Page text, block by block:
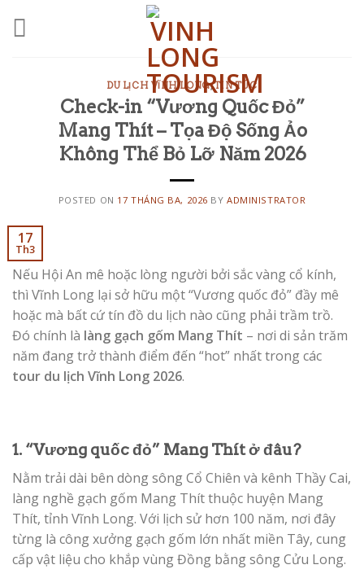
DU LỊCH VĨNH LONG,TIN TỨC
Check-in “Vương Quốc Đỏ”
Mang Thít – Tọa Độ Sống Ảo
Không Thể Bỏ Lỡ Năm 2026
POSTED ON 17 THÁNG BA, 2026 BYADMINISTRATOR
17
Th3
Nếu Hội An mê hoặc lòng người bởi sắc vàng cổ kính,
thì Vĩnh Long lại sở hữu một “Vương quốc đỏ” đầy mê
hoặc mà bất cứ tín đồ du lịch nào cũng phải trầm trồ.
Đó chính là làng gạch gốm Mang Thít – nơi di sản trăm
năm đang trở thành điểm đến “hot” nhất trong các
tour du lịch Vĩnh Long 2026.
1. “Vương quốc đỏ” Mang Thít ở đâu?
Nằm trải dài bên dòng sông Cổ Chiên và kênh Thầy Cai,
làng nghề gạch gốm Mang Thít thuộc huyện Mang
Thít, tỉnh Vĩnh Long. Với lịch sử hơn 100 năm, nơi đây
từng là công xưởng gạch gốm lớn nhất miền Tây, cung
cấp vật liệu cho khắp vùng Đồng bằng sông Cửu Long.